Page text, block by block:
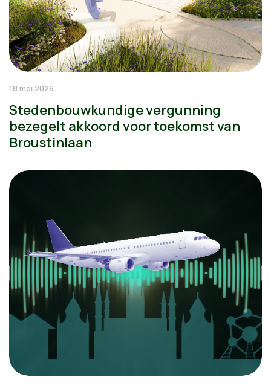
18 mei 2026
Stedenbouwkundige vergunning
bezegelt akkoord voor toekomst van
Broustinlaan